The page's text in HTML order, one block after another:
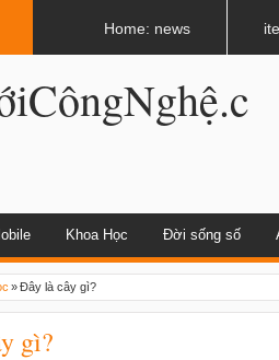
Khoa Học Đời sống số
»Đây là cây gì?
gì?
Home: news